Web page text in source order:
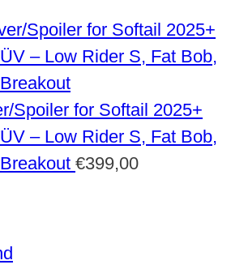
Spoiler for Softail 2025+
– Low Rider S, Fat Bob,
€399,00